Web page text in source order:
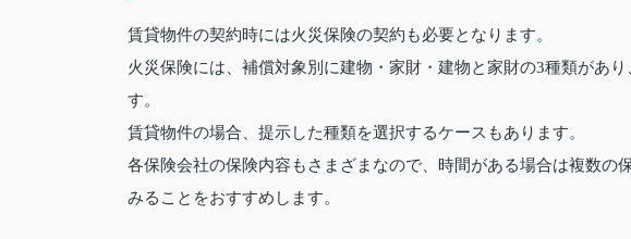
賃貸物件の契約時には火災保険の契約も必要となります。
火災保険には、補償対象別に建物・家財・建物と家財の3種類があ
す。
賃貸物件の場合、提示した種類を選択するケースもあります。
各保険会社の保険内容もさまざまなので、時間がある場合は複数の
みることをおすすめします。